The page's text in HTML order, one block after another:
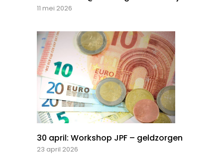
11 mei 2026
30 april: Workshop JPF – geldzorgen
23 april 2026